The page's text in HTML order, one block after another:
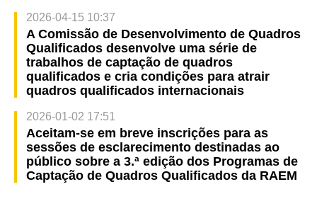
2026-04-15 10:37
A Comissão de Desenvolvimento de Quadros
Qualificados desenvolve uma série de
trabalhos de captação de quadros
qualificados e cria condições para atrair
quadros qualificados internacionais
2026-01-02 17:51
Aceitam-se em breve inscrições para as
sessões de esclarecimento destinadas ao
público sobre a 3.ª edição dos Programas de
Captação de Quadros Qualificados da RAEM